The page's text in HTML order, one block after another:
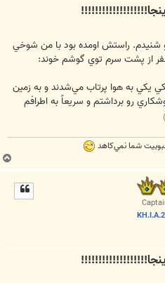
راستش اومده بود با من شوخي
از پشت سرم توي گوشم خوند:
يكي به هوا پرتاب مي‌شدند و به زمين
رو برداشتم و سريعاً به اطرافم
شما نمي‌كاهد
ب
ا